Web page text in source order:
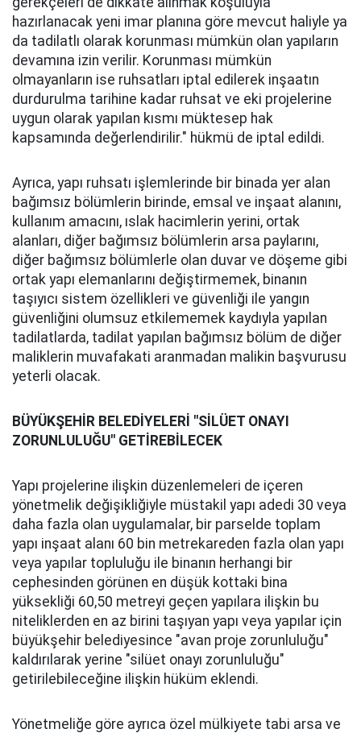
hazırlanacak yeni imar planına göre mevcut haliyle ya
da tadilatlı olarak korunması mümkün olan yapıların
devamına izin verilir. Korunması mümkün
olmayanların ise ruhsatları iptal edilerek inşaatın
durdurulma tarihine kadar ruhsat ve eki projelerine
uygun olarak yapılan kısmı müktesep hak
kapsamında değerlendirilir." hükmü de iptal edildi.
Ayrıca, yapı ruhsatı işlemlerinde bir binada yer alan
bağımsız bölümlerin birinde, emsal ve inşaat alanını,
kullanım amacını, ıslak hacimlerin yerini, ortak
alanları, diğer bağımsız bölümlerin arsa paylarını,
diğer bağımsız bölümlerle olan duvar ve döşeme gibi
ortak yapı elemanlarını değiştirmemek, binanın
taşıyıcı sistem özellikleri ve güvenliği ile yangın
güvenliğini olumsuz etkilememek kaydıyla yapılan
tadilatlarda, tadilat yapılan bağımsız bölüm de diğer
maliklerin muvafakati aranmadan malikin başvurusu
yeterli olacak.
BÜYÜKŞEHİR BELEDİYELERİ "SİLÜET ONAYI
ZORUNLULUĞU" GETİREBİLECEK
Yapı projelerine ilişkin düzenlemeleri de içeren
yönetmelik değişikliğiyle müstakil yapı adedi 30 veya
daha fazla olan uygulamalar, bir parselde toplam
yapı inşaat alanı 60 bin metrekareden fazla olan yapı
veya yapılar topluluğu ile binanın herhangi bir
cephesinden görünen en düşük kottaki bina
yüksekliği 60,50 metreyi geçen yapılara ilişkin bu
niteliklerden en az birini taşıyan yapı veya yapılar için
büyükşehir belediyesince "avan proje zorunluluğu"
kaldırılarak yerine "silüet onayı zorunluluğu"
getirilebileceğine ilişkin hüküm eklendi.
Yönetmeliğe göre ayrıca özel mülkiyete tabi arsa ve